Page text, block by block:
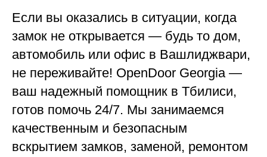
Если вы оказались в ситуации, когда
замок не открывается — будь то дом,
автомобиль или офис в Вашлиджвари,
не переживайте! OpenDoor Georgia —
ваш надежный помощник в Тбилиси,
готов помочь 24/7. Мы занимаемся
качественным и безопасным
вскрытием замков, заменой, ремонтом